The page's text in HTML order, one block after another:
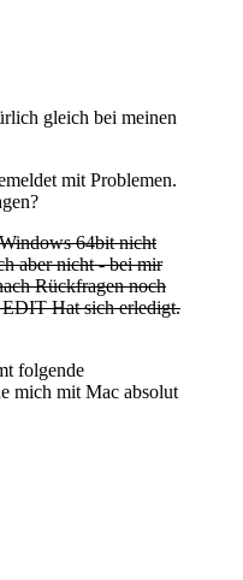
gleich bei meinen
mit Problemen.
64bit nicht
aber nicht - bei mir
Rückfragen noch
Hat sich erledigt.
folgende
mich mit Mac absolut